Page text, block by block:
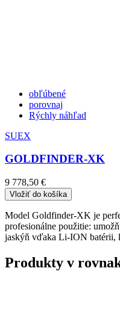
obľúbené
porovnaj
Rýchly náhľad
SUEX
GOLDFINDER-XK
9 778,50 €
Vložiť do košíka
Model Goldfinder-XK je
profesionálne použitie:
jaskýň vďaka Li-ION batérii,
Produkty v